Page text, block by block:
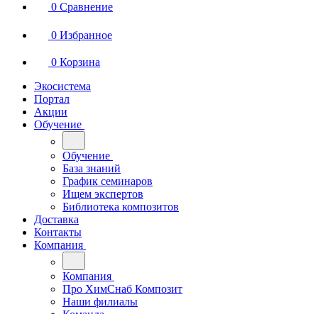
0 Сравнение
0 Избранное
0 Корзина
Экосистема
Портал
Акции
Обучение
Обучение
База знаний
График семинаров
Ищем экспертов
Библиотека композитов
Доставка
Контакты
Компания
Компания
Про ХимСнаб Композит
Наши филиалы